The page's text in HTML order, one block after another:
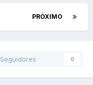
PRÓXIMO
Seguidores 0